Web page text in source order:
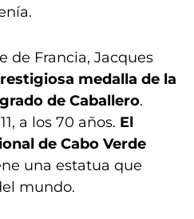
de Francia, Jacques
medalla de la
de Caballero.
a los 70 años. El
de Cabo Verde
una estatua que
mundo.